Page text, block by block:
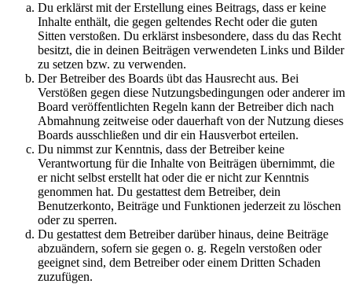
Du erklärst mit der Erstellung eines Beitrags, dass er keine
Inhalte enthält, die gegen geltendes Recht oder die guten
Sitten verstoßen. Du erklärst insbesondere, dass du das Recht
besitzt, die in deinen Beiträgen verwendeten Links und Bilder
zu setzen bzw. zu verwenden.
Der Betreiber des Boards übt das Hausrecht aus. Bei
Verstößen gegen diese Nutzungsbedingungen oder anderer im
Board veröffentlichten Regeln kann der Betreiber dich nach
Abmahnung zeitweise oder dauerhaft von der Nutzung dieses
Boards ausschließen und dir ein Hausverbot erteilen.
Du nimmst zur Kenntnis, dass der Betreiber keine
Verantwortung für die Inhalte von Beiträgen übernimmt, die
er nicht selbst erstellt hat oder die er nicht zur Kenntnis
genommen hat. Du gestattest dem Betreiber, dein
Benutzerkonto, Beiträge und Funktionen jederzeit zu löschen
oder zu sperren.
Du gestattest dem Betreiber darüber hinaus, deine Beiträge
abzuändern, sofern sie gegen o. g. Regeln verstoßen oder
geeignet sind, dem Betreiber oder einem Dritten Schaden
zuzufügen.